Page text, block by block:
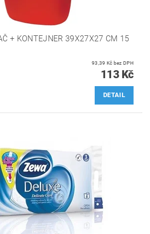
+ KONTEJNER 39X27X27 CM 15
93,39 Kč bez DPH
113 Kč
DETAIL